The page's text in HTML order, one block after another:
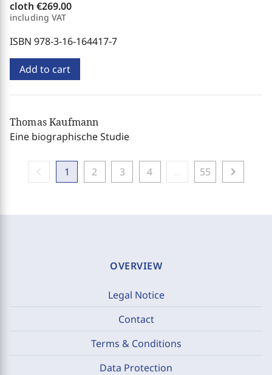
cloth €269.00
including VAT
ISBN 978-3-16-164417-7
Add to cart
Thomas Kaufmann
Eine biographische Studie
1 2 3 4 55 chevron_right
OVERVIEW
Legal Notice
Contact
Terms & Conditions
Data Protection